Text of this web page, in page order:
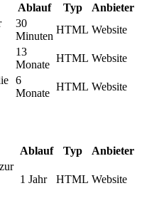
Ablauf Typ
Anbieter
30
Minuten
HTML Website
13
Monate
HTML Website
6
Monate
HTML Website
Ablauf Typ
Anbieter
1 Jahr HTML Website